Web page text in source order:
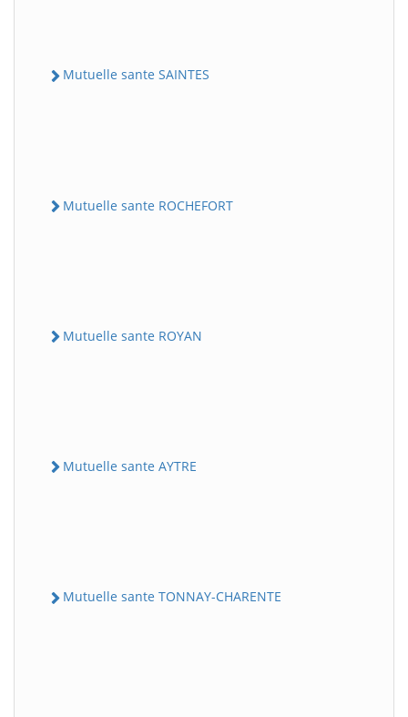
Mutuelle sante SAINTES
Mutuelle sante ROCHEFORT
Mutuelle sante ROYAN
Mutuelle sante AYTRE
Mutuelle sante TONNAY-CHARENTE